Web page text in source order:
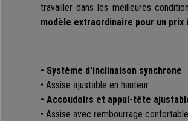
travailler dans les meilleures
modèle extraordinaire pour un prix
• Système d'inclinaison synchrone
• Assise ajustable en hauteur
• Accoudoirs et appui-tête
• Assise avec rembourrage confortable